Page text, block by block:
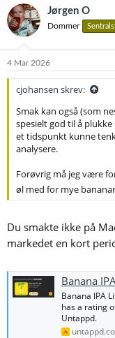
k
s
j
o
e
Jørgen O
Dommer
4 Mar 2026
cjohansen skrev:
Smak kan også (som
spesielt god til å
et tidspunkt kunne
analysere.
Forøvrig må jeg være
øl med for mye
Du smakte ikke på
markedet en kort
Banana
Banana IPA
has a rating
Untappd.